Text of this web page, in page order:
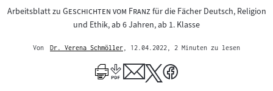
Arbeitsblatt zu "
Geschichten vom Franz"für die Fächer Deutsch, Religion
und Ethik, ab 6 Jahren, ab 1. Klasse
Von
Dr. Verena Schmöller
Author
, 12.04.2022 , 2 Minuten zu lesen